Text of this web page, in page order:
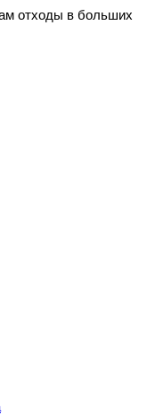
отходы в больших